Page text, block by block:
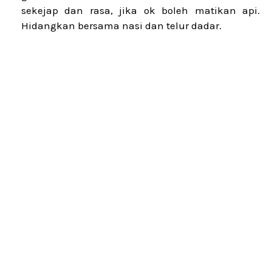
sekejap dan rasa, jika ok boleh matikan api.
Hidangkan bersama nasi dan telur dadar.